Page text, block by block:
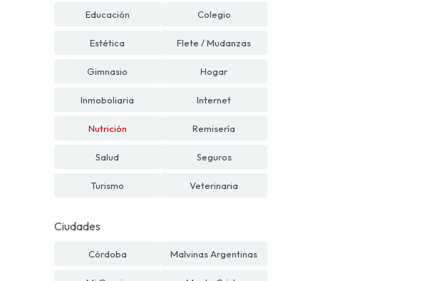
Educación Colegio
Estética Flete / Mudanzas
Gimnasio Hogar
Inmoboliaria Internet
Nutrición Remisería
Salud Seguros
Turismo Veterinaria
Ciudades
Córdoba Malvinas Argentinas